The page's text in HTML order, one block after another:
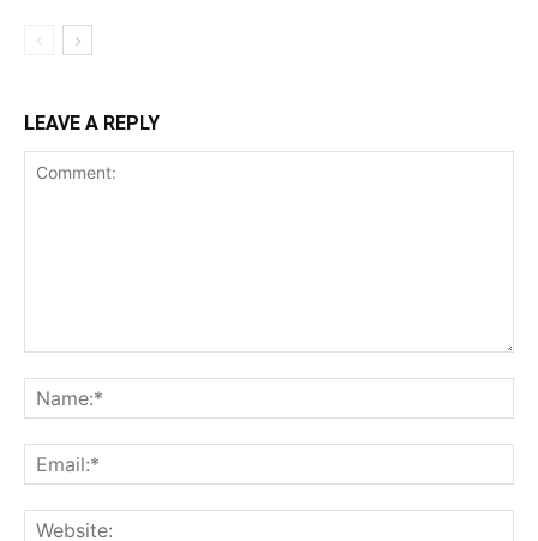
LEAVE A REPLY